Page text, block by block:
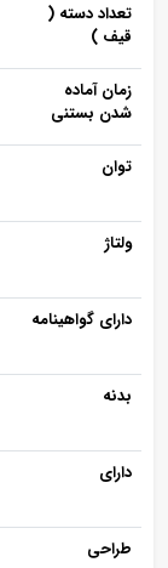
تعداد دسته (
قیف )
زمان آماده
شدن بستنی
توان
ولتاژ
دارای گواهینامه
بدنه
دارای
طراحی